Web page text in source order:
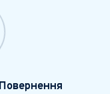
Повернення